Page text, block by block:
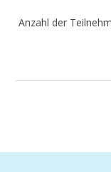
Anzahl der